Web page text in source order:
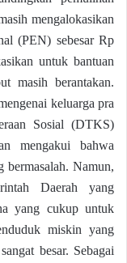
mengalokasikan
(PEN) sebesar Rp
untuk bantuan
masih berantakan.
keluarga pra
Sosial (DTKS)
mengakui bahwa
bermasalah. Namun,
Daerah yang
yang cukup untuk
miskin yang
besar. Sebagai